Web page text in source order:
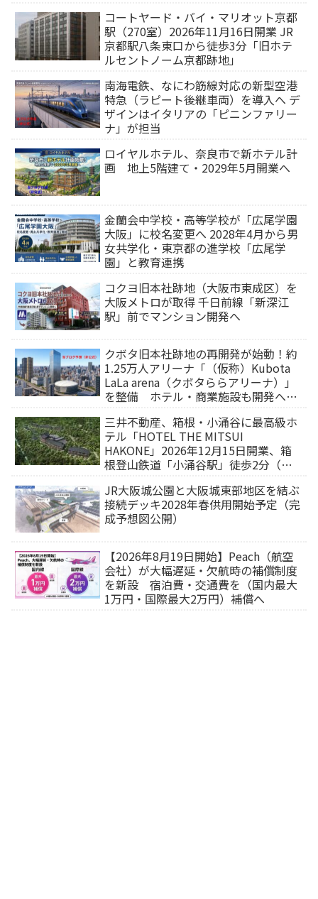
コートヤード・バイ・マリオット京都
駅（270室）2026年11月16日開業 JR
京都駅八条東口から徒歩3分「旧ホテ
ルセントノーム京都跡地」
南海電鉄、なにわ筋線対応の新型空港
特急（ラピート後継車両）を導入へ デ
ザインはイタリアの「ピニンファリー
ナ」が担当
ロイヤルホテル、奈良市で新ホテル計
画 地上5階建て・2029年5月開業へ
金蘭会中学校・高等学校が「広尾学園
大阪」に校名変更へ 2028年4月から男
女共学化・東京都の進学校「広尾学
園」と教育連携
コクヨ旧本社跡地（大阪市東成区）を
大阪メトロが取得 千日前線「新深江
駅」前でマンション開発へ
クボタ旧本社跡地の再開発が始動！約
1.25万人アリーナ「（仮称）Kubota
LaLa arena（クボタららアリーナ）」
を整備 ホテル・商業施設も開発へ
三井不動産、箱根・小涌谷に最高級ホ
テル「HOTEL THE MITSUI
HAKONE」2026年12月15日開業、箱
根登山鉄道「小涌谷駅」徒歩2分（旅
JR大阪城公園と大阪城東部地区を結ぶ
接続デッキ2028年春供用開始予定（完
成予想図公開）
【2026年8月19日開始】Peach（航空
会社）が大幅遅延・欠航時の補償制度
を新設 宿泊費・交通費を（国内最大
1万円・国際最大2万円）補償へ